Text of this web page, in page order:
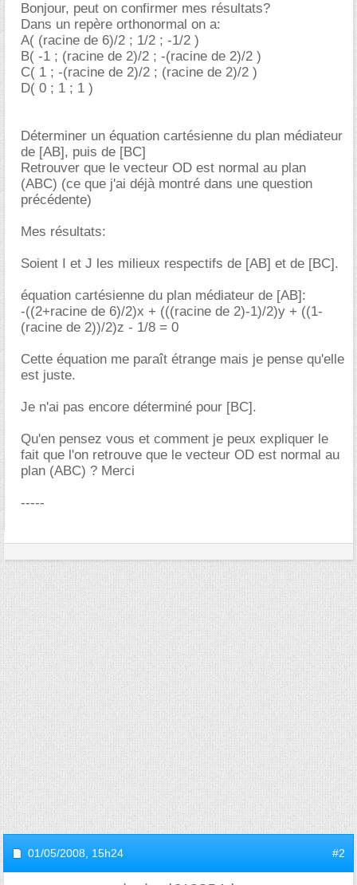
Bonjour, peut on confirmer mes résultats?
Dans un repère orthonormal on a:
A( (racine de 6)/2 ; 1/2 ; -1/2 )
B( -1 ; (racine de 2)/2 ; -(racine de 2)/2 )
C( 1 ; -(racine de 2)/2 ; (racine de 2)/2 )
D( 0 ; 1 ; 1 )
Déterminer un équation cartésienne du plan médiateur
de [AB], puis de [BC]
Retrouver que le vecteur OD est normal au plan
(ABC) (ce que j'ai déjà montré dans une question
précédente)
Mes résultats:
Soient I et J les milieux respectifs de [AB] et de [BC].
équation cartésienne du plan médiateur de [AB]:
-((2+racine de 6)/2)x + (((racine de 2)-1)/2)y + ((1-
(racine de 2))/2)z - 1/8 = 0
Cette équation me paraît étrange mais je pense qu'elle
est juste.
Je n'ai pas encore déterminé pour [BC].
Qu'en pensez vous et comment je peux expliquer le
fait que l'on retrouve que le vecteur OD est normal au
plan (ABC) ? Merci
-----
01/05/2008, 15h24 #2